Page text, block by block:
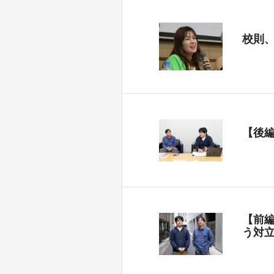
校則
【後
【前
う対